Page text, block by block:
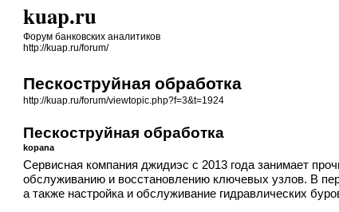
kuap.ru
Форум банковских аналитиков
http://kuap.ru/forum/
Пескоструйная обработка
http://kuap.ru/forum/viewtopic.php?f=3&t=1924
Пескоструйная обработка
kopana
Сервисная компания джидиэс с 2013 года занимает
обслуживанию и восстановлению ключевых узлов. В
а также настройка и обслуживание гидравлических